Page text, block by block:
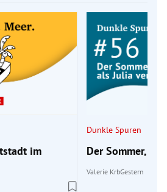
im
Dunkle Spuren
Der Sommer,
Valerie KrbGestern